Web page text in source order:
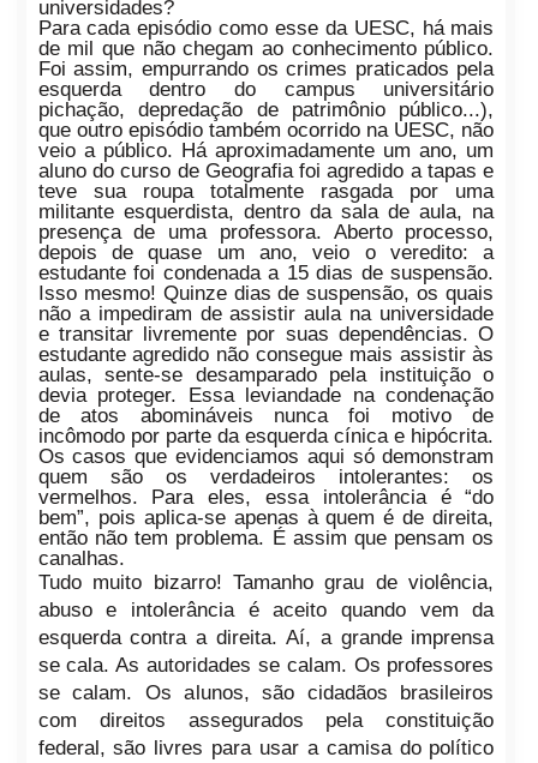
universidades?
Para cada episódio como esse da UESC, há mais
de mil que não chegam ao conhecimento público.
Foi assim, empurrando os crimes praticados pela
esquerda dentro do campus universitário
pichação, depredação de patrimônio público...),
que outro episódio também ocorrido na UESC, não
veio a público. Há aproximadamente um ano, um
aluno do curso de Geografia foi agredido a tapas e
teve sua roupa totalmente rasgada por uma
militante esquerdista, dentro da sala de aula, na
presença de uma professora. Aberto processo,
depois de quase um ano, veio o veredito: a
estudante foi condenada a 15 dias de suspensão.
Isso mesmo! Quinze dias de suspensão, os quais
não a impediram de assistir aula na universidade
e transitar livremente por suas dependências. O
estudante agredido não consegue mais assistir às
aulas, sente-se desamparado pela instituição o
devia proteger. Essa leviandade na condenação
de atos abomináveis nunca foi motivo de
incômodo por parte da esquerda cínica e hipócrita.
Os casos que evidenciamos aqui só demonstram
quem são os verdadeiros intolerantes: os
vermelhos. Para eles, essa intolerância é “do
bem”, pois aplica-se apenas à quem é de direita,
então não tem problema. É assim que pensam os
canalhas.
Tudo muito bizarro! Tamanho grau de violência,
abuso e intolerância é aceito quando vem da
esquerda contra a direita. Aí, a grande imprensa
se cala. As autoridades se calam. Os professores
se calam. Os alunos, são cidadãos brasileiros
com direitos assegurados pela constituição
federal, são livres para usar a camisa do político